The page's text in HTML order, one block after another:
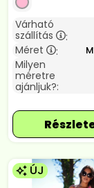
Várható
szállítás
:
Méret :
Milyen
méretre
ajánljuk?:
ÚJ